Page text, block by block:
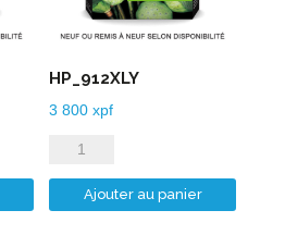
HP_912XLY
3 800xpf
quantité
de
HP_912XLY
Ajouter au panier